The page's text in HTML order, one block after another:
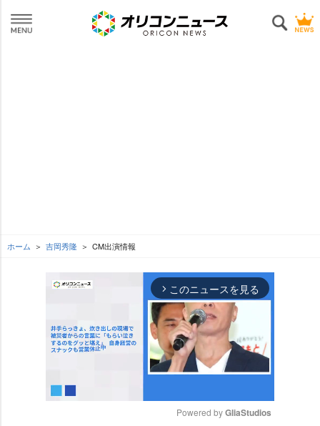
ホーム 吉岡秀隆 CM出演情報
arrow_forward_ios このニュースを見る
Powered by GliaStudios